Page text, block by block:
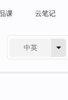
课 云笔记
中英